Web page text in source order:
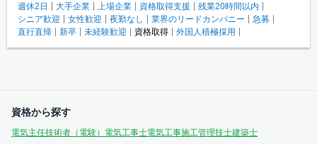
週休2日
大手企業 上場企業 資格取得支援
残業20時間以内
シニア歓迎
女性歓迎 夜勤なし 業界のリードカンパニー
急募
直行直帰
新卒 未経験歓迎 資格取得 外国人積極採用
資格から探す
電気主任技術者（電験） 電気工事士電気工事施工管理技士建築士